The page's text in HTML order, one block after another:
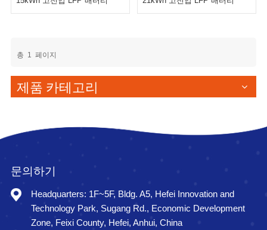
총 1 페이지
제품 카테고리
문의하기
Headquarters: 1F~5F, Bldg. A5, Hefei Innovation and
Technology Park, Sugang Rd., Economic Development
Zone, Feixi County, Hefei, Anhui, China